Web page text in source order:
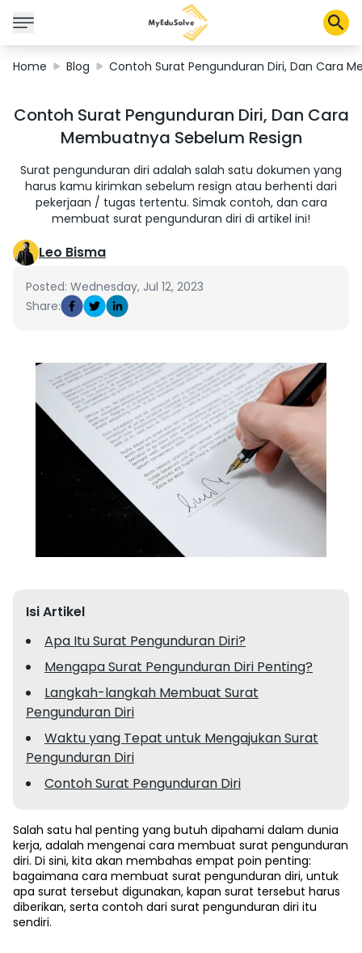
Corporate Solutions
Certifications
About Us
My Cart
Home Blog Contoh Surat Pengunduran Diri, Dan Cara
Contoh Surat Pengunduran Diri, Dan Cara
Membuatnya Sebelum Resign
Surat pengunduran diri adalah salah satu dokumen yang
harus kamu kirimkan sebelum resign atau berhenti dari
pekerjaan / tugas tertentu. Simak contoh, dan cara
membuat surat pengunduran diri di artikel ini!
Leo Bisma
Posted: Wednesday, Jul 12, 2023
Share:
Isi Artikel
Apa Itu Surat Pengunduran Diri?
Mengapa Surat Pengunduran Diri Penting?
Langkah-langkah Membuat Surat
Pengunduran Diri
Waktu yang Tepat untuk Mengajukan Surat
Pengunduran Diri
Contoh Surat Pengunduran Diri
Salah satu hal penting yang butuh dipahami dalam dunia
kerja, adalah mengenai cara membuat surat pengunduran
diri. Di sini, kita akan membahas empat poin penting:
bagaimana cara membuat surat pengunduran diri, untuk
apa surat tersebut digunakan, kapan surat tersebut harus
diberikan, serta contoh dari surat pengunduran diri itu
sendiri.